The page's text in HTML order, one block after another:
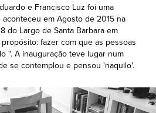
e Francisco Luz foi uma
em Agosto de 2015 na
do Largo de Santa Barbara em
fazer com que as pessoas
". A inauguração teve lugar num
se contemplou e pensou 'naquilo'.